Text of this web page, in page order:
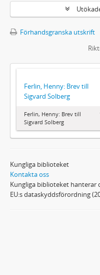
Förhandsgranska utskrift
Ferlin, Henny: Brev till
Sigvard Solberg
Ferlin, Henny: Brev till
Sigvard Solberg
Kungliga biblioteket
Kontakta oss
Kungliga biblioteket hanterar
EU:s dataskyddsförordning